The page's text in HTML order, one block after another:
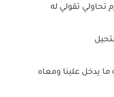
تحاولي تقولي له
يدخل علينا ومعاه